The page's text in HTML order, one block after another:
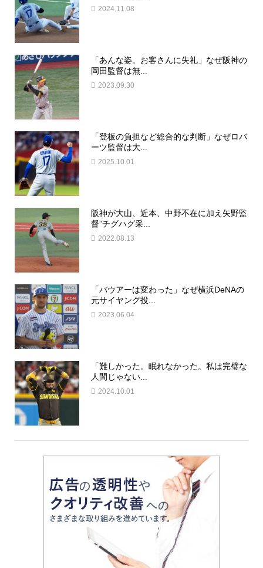
2024.11.08
「あんな姿。お客さんに失礼」なぜ阪神の
岡田監督は無...
2023.09.30
「登板の負担など総合的な判断」なぜロバ
ーツ監督は大...
2025.10.01
阪神が大山、近本、中野不在に加え矢野監
督”チグハグ采...
2022.08.13
「バウアーは変わった」なぜ横浜DeNAの
元サイヤング投...
2023.06.04
「難しかった。眠れなかった。私は完璧な
人間じゃない...
2024.10.01